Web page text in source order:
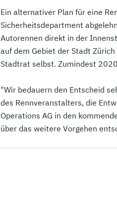
Ein alternativer Plan für eine
Sicherheitsdepartment
Autorennen direkt in der
auf dem Gebiet der Stadt
Stadtrat selbst. Zumindest
"Wir bedauern den Entscheid
des Rennveranstalters, die
Operations AG in den
über das weitere Vorgehen